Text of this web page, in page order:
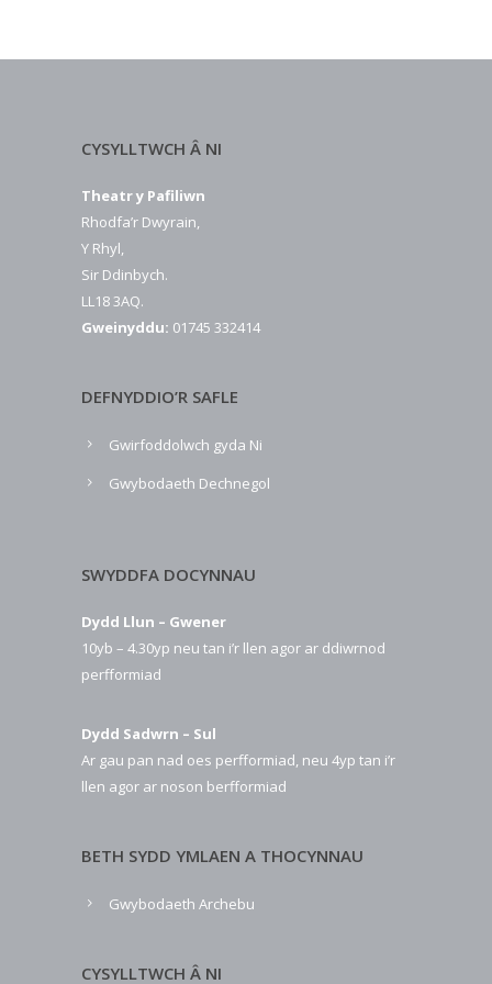
CYSYLLTWCH Â NI
Theatr y Pafiliwn
Rhodfa’r Dwyrain,
Y Rhyl,
Sir Ddinbych.
LL18 3AQ.
Gweinyddu: 01745 332414
DEFNYDDIO’R SAFLE
Gwirfoddolwch gyda Ni
Gwybodaeth Dechnegol
SWYDDFA DOCYNNAU
Dydd Llun – Gwener
10yb – 4.30yp neu tan i’r llen agor ar ddiwrnod
perfformiad
Dydd Sadwrn – Sul
Ar gau pan nad oes perfformiad, neu 4yp tan i’r
llen agor ar noson berfformiad
BETH SYDD YMLAEN A THOCYNNAU
Gwybodaeth Archebu
CYSYLLTWCH Â NI